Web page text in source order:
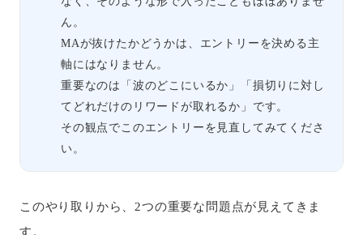
ん。
MAが抜けたかどうかは、エントリーを決める主
軸にはなりません。
重要なのは「波のどこにいるか」「損切りに対し
てどれだけのリワードが取れるか」です。
その観点でこのエントリーを見直してみてくださ
い。
このやり取りから、2つの重要な問題点が見えてきま
す。